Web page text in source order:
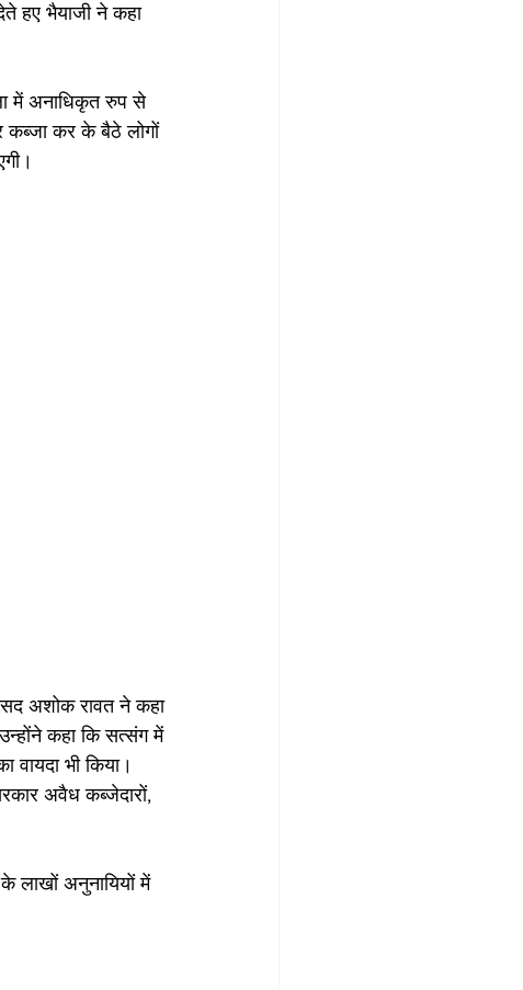
हए भैयाजी ने कहा
में अनाधिकृत रुप से
कब्जा कर के बैठे लोगों
अशोक रावत ने कहा
कहा कि सत्संग में
भी किया।
अवैध कब्जेदारों,
लाखों अनुनायियों में